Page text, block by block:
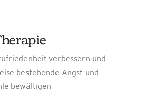
verbessern und
bestehende Angst und
bewältigen